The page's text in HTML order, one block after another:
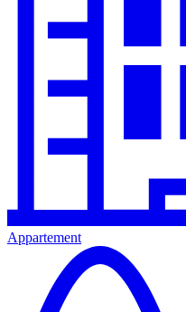
Appartement